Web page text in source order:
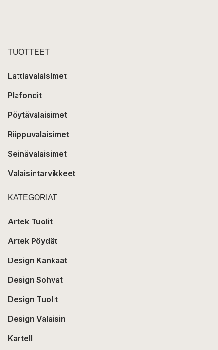
TUOTTEET
Lattiavalaisimet
Plafondit
Pöytävalaisimet
Riippuvalaisimet
Seinävalaisimet
Valaisintarvikkeet
KATEGORIAT
Artek Tuolit
Artek Pöydät
Design Kankaat
Design Sohvat
Design Tuolit
Design Valaisin
Kartell